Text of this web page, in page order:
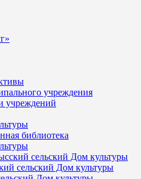
учреждения
учреждений
библиотека
сельский Дом культуры
сельский Дом культуры